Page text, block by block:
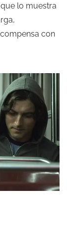
lo muestra
con